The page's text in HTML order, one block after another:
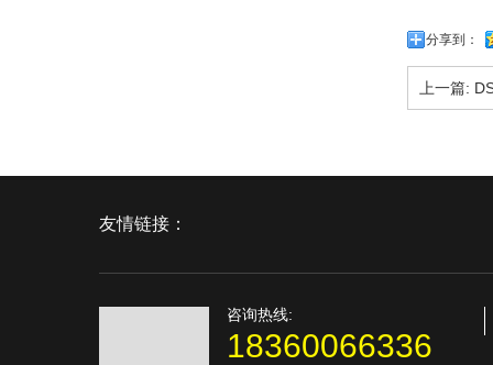
分享到：
上一篇:
友情链接：
咨询热线:
18360066336